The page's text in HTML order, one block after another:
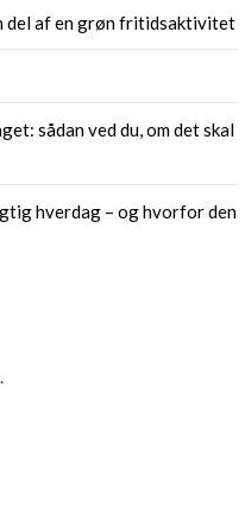
del af en grøn fritidsaktivitet
sådan ved du, om det skal
hverdag – og hvorfor den